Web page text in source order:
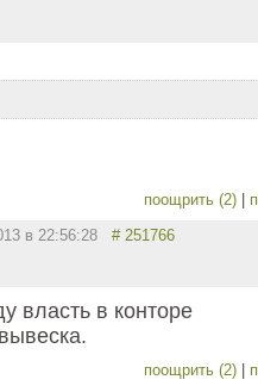
поощрить (2)
в 22:56:28 # 251766
власть в конторе
поощрить (2)